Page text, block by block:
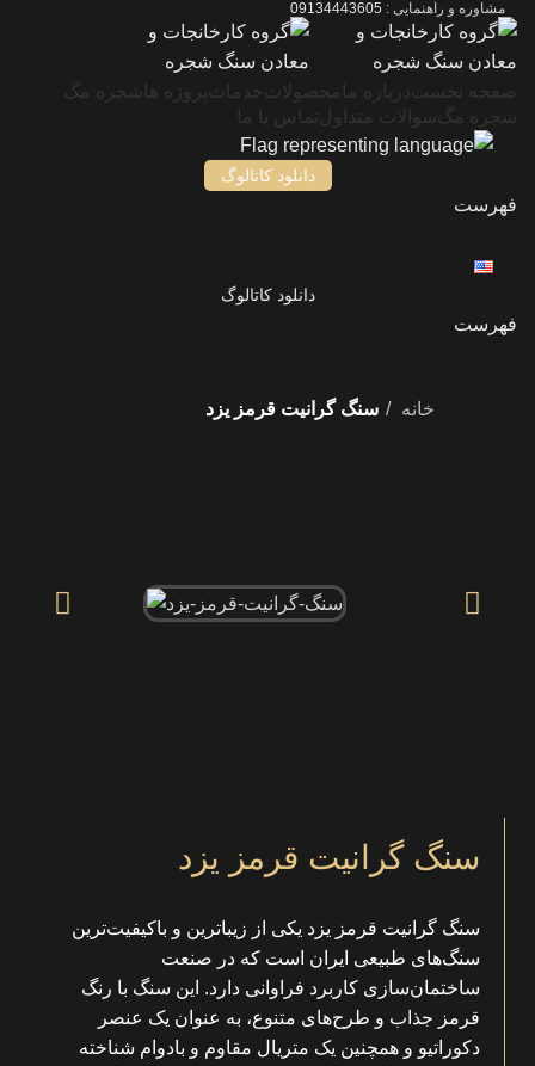
مشاوره و راهنمایی : 09134443605
صفحه نخستدرباره ما محصولات خدماتپروژه ها شجره مگ
شجره مگ سوالات متداول تماس با ما
دانلود کاتالوگ
فهرست
دانلود کاتالوگ
فهرست
خانه سنگ گرانیت قرمز یزد
سنگ گرانیت قرمز یزد
سنگ گرانیت قرمز یزد یکی از زیباترین و باکیفیت‌ترین
سنگ‌های طبیعی ایران است که در صنعت
ساختمان‌سازی کاربرد فراوانی دارد. این سنگ با رنگ
قرمز جذاب و طرح‌های متنوع، به عنوان یک عنصر
دکوراتیو و همچنین یک متریال مقاوم و بادوام شناخته